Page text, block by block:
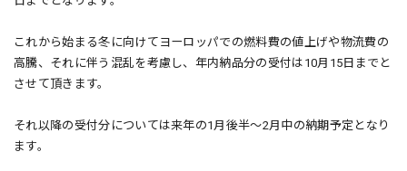
これから始まる冬に向けてヨーロッパでの燃料費の値上げや物流費の
高騰、それに伴う混乱を考慮し、年内納品分の受付は10月15日までと
させて頂きます。
それ以降の受付分については来年の1月後半～2月中の納期予定となり
ます。